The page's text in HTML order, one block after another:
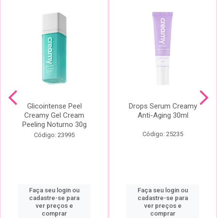
Glicointense Peel
Creamy Gel Cream
Peeling Noturno 30g
Código: 23995
Faça seu login ou
cadastre-se para
ver preços e
comprar
Drops Serum Creamy
Anti-Aging 30ml
Código: 25235
Faça seu login ou
cadastre-se para
ver preços e
comprar